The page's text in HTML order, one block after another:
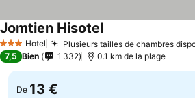
3 ÉtoilesHotel Plusieurs tailles de chambres
Jomtien Hisotel
7,5 Bien 1 332 0.1 km de la plage
De 13 €